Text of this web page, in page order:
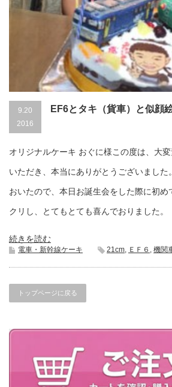
9.20
2016
EF6とタキ（貨車）と似顔
オリジナルケーキ おぐに様この度は、大
いただき、本当にありがとうございました
おいたので、本日お誕生会をした際に初め
クリし、とてもとても喜んでおりました。
続きを読む
電車・新幹線ケーキ 21cm, ＥＦ６ , 機関
トップページに戻る